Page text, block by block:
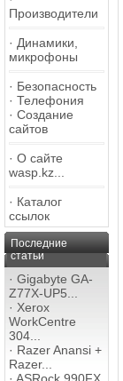
Производители
· Динамики,
микрофоны
· Безопасность
· Телефония
· Создание
сайтов
· О сайте
wasp.kz...
· Каталог
ссылок
Последние
статьи
· Gigabyte GA-
Z77X-UP5...
· Xerox
WorkCentre
304...
· Razer Anansi +
Razer...